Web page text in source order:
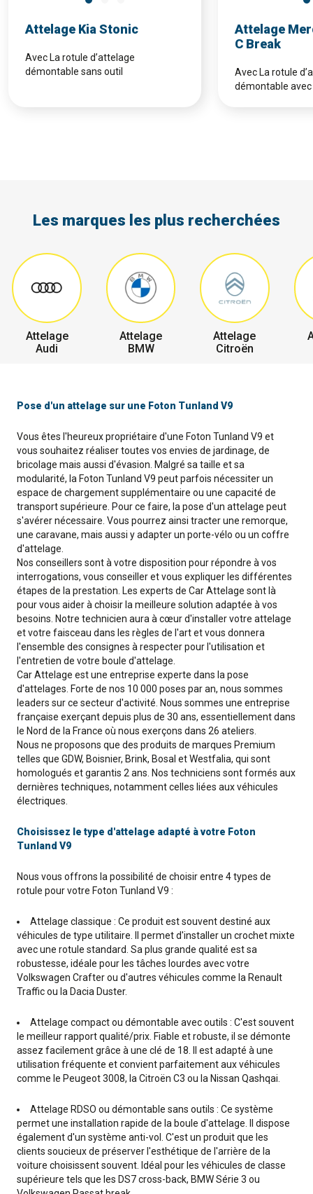
Attelage Kia Stonic
Avec La rotule d’attelage
démontable sans outil
Attelage
C Break
Avec La rotule
démontable
Les marques les plus recherchées
Attelage
Audi
Attelage
BMW
Attelage
Citroën
Pose d'un attelage sur une Foton Tunland V9
Vous êtes l'heureux propriétaire d'une Foton Tunland V9 et
vous souhaitez réaliser toutes vos envies de jardinage, de
bricolage mais aussi d'évasion. Malgré sa taille et sa
modularité, la Foton Tunland V9 peut parfois nécessiter un
espace de chargement supplémentaire ou une capacité de
transport supérieure. Pour ce faire, la pose d'un attelage peut
s'avérer nécessaire. Vous pourrez ainsi tracter une remorque,
une caravane, mais aussi y adapter un porte-vélo ou un coffre
d'attelage.
Nos conseillers sont à votre disposition pour répondre à vos
interrogations, vous conseiller et vous expliquer les différentes
étapes de la prestation. Les experts de Car Attelage sont là
pour vous aider à choisir la meilleure solution adaptée à vos
besoins. Notre technicien aura à cœur d'installer votre attelage
et votre faisceau dans les règles de l'art et vous donnera
l'ensemble des consignes à respecter pour l'utilisation et
l'entretien de votre boule d'attelage.
Car Attelage est une entreprise experte dans la pose
d'attelages. Forte de nos 10 000 poses par an, nous sommes
leaders sur ce secteur d'activité. Nous sommes une entreprise
française exerçant depuis plus de 30 ans, essentiellement dans
le Nord de la France où nous exerçons dans 26 ateliers.
Nous ne proposons que des produits de marques Premium
telles que GDW, Boisnier, Brink, Bosal et Westfalia, qui sont
homologués et garantis 2 ans. Nos techniciens sont formés aux
dernières techniques, notamment celles liées aux véhicules
électriques.
Choisissez le type d'attelage adapté à votre Foton
Tunland V9
Nous vous offrons la possibilité de choisir entre 4 types de
rotule pour votre Foton Tunland V9 :
Attelage classique : Ce produit est souvent destiné aux
véhicules de type utilitaire. Il permet d'installer un crochet mixte
avec une rotule standard. Sa plus grande qualité est sa
robustesse, idéale pour les tâches lourdes avec votre
Volkswagen Crafter ou d'autres véhicules comme la Renault
Traffic ou la Dacia Duster.
Attelage compact ou démontable avec outils : C'est souvent
le meilleur rapport qualité/prix. Fiable et robuste, il se démonte
assez facilement grâce à une clé de 18. Il est adapté à une
utilisation fréquente et convient parfaitement aux véhicules
comme le Peugeot 3008, la Citroën C3 ou la Nissan Qashqai.
Attelage RDSO ou démontable sans outils : Ce système
permet une installation rapide de la boule d'attelage. Il dispose
également d'un système anti-vol. C'est un produit que les
clients soucieux de préserver l'esthétique de l'arrière de la
voiture choisissent souvent. Idéal pour les véhicules de classe
supérieure tels que les DS7 cross-back, BMW Série 3 ou